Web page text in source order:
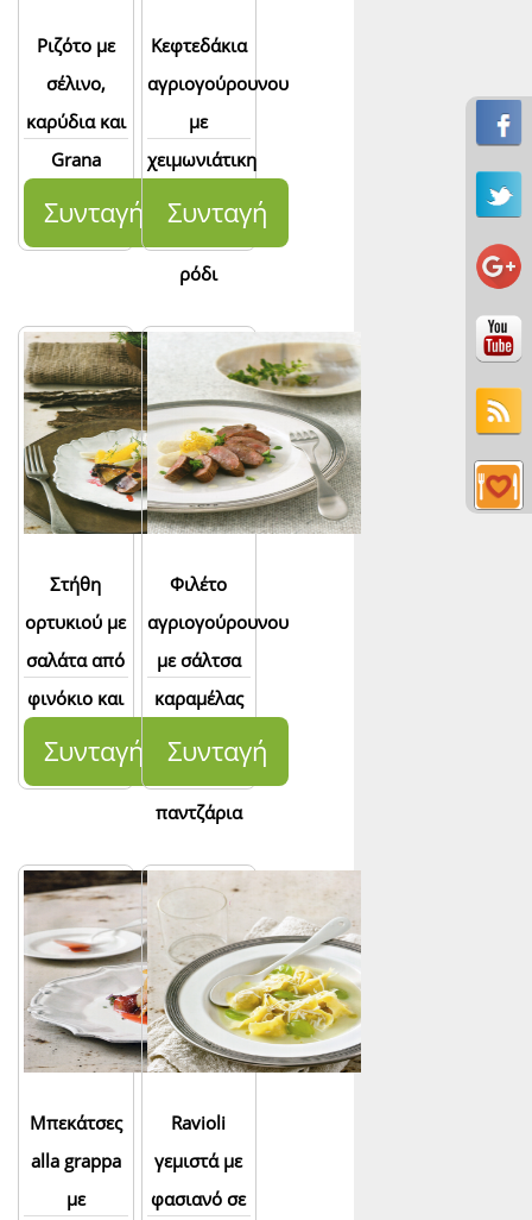
Ριζότο με
σέλινο,
καρύδια και
Grana
Padano
Συνταγή
Κεφτεδάκια
αγριογούρουνου
με
χειμωνιάτικη
σαλάτα,
κάστανα και
ρόδι
Συνταγή
Στήθη
ορτυκιού με
σαλάτα από
φινόκιο και
πορτοκάλι
Συνταγή
Φιλέτο
αγριογούρουνου
με σάλτσα
καραμέλας
και πουρέ
παντζάρια
Συνταγή
Μπεκάτσες
alla grappa
με
Ravioli
γεμιστά με
φασιανό σε